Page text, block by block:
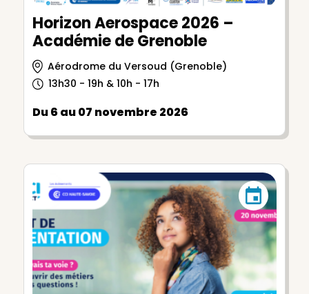
Horizon Aerospace 2026 –
Académie de Grenoble
Aérodrome du Versoud (Grenoble)
13h30 - 19h & 10h - 17h
Du 6 au 07 novembre 2026